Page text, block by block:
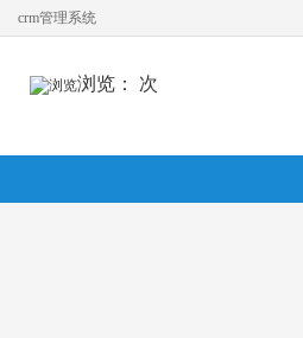
crm管理系统
浏览： 次